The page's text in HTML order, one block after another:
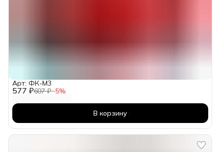
577 ₽607 ₽−5%
Арт: ФК-М3
В корзину